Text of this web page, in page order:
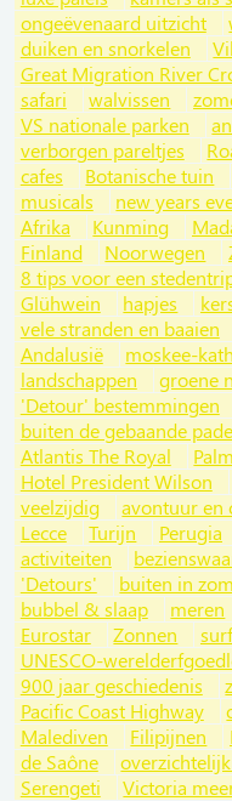
ongeëvenaard uitzicht
duiken en snorkelen
Great Migration River
safari
walvissen
VS nationale parken
verborgen pareltjes
cafes
Botanische tuin
musicals
new years
Afrika
Kunming
Finland
Noorwegen
8 tips voor een
Glühwein
hapjes
vele stranden en baaien
Andalusië
moskee-
landschappen
groene
'Detour' bestemmingen
buiten de gebaande
Atlantis The Royal
Hotel President Wilson
veelzijdig
avontuur en
Lecce
Turijn Perugia
activiteiten
'Detours'
buiten in
bubbel & slaap
meren
Eurostar
Zonnen
UNESCO-
900 jaar geschiedenis
Pacific Coast Highway
Malediven
Filipijnen
de Saône
Serengeti
Victoria